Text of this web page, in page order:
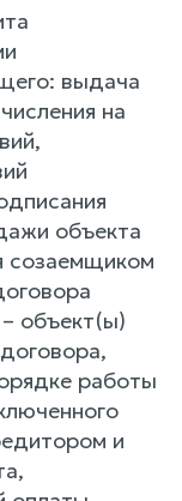
выдача
на
объекта
созаемщиком
объект(ы)
работы
и